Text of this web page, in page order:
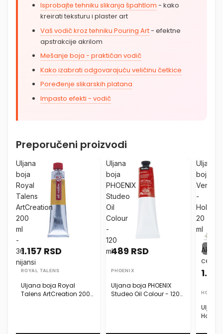
Isprobajte tehniku slikanja špahtlom - kako
kreirati teksturu i plaster art
Vaš vodič kroz tehniku Pouring Art- efektne
apstrakcije akrilom
Mešanje boja - praktičan vodič
Kako izabrati odgovarajuću veličinu četkice
Poređenje slikarskih platana
Impasto efekti - vodič
Preporučeni proizvodi
Uljana
boja
Royal
Talens
ArtCreation
200
ml
-
36
nijansi
Uljana boja Royal
Talens ArtCreation 200
1.157 RSD
ROYAL TALENS
Uljana
boja
PHOENIX
Studeo
Oil
Colour
-
120
ml
Uljana boja PHOENIX
Studeo Oil Colour - 120
489 RSD
PHOENIX
Uljana
boja
Vernet
-
Holbein
20
ml
NA
Uljana
cena
1.111